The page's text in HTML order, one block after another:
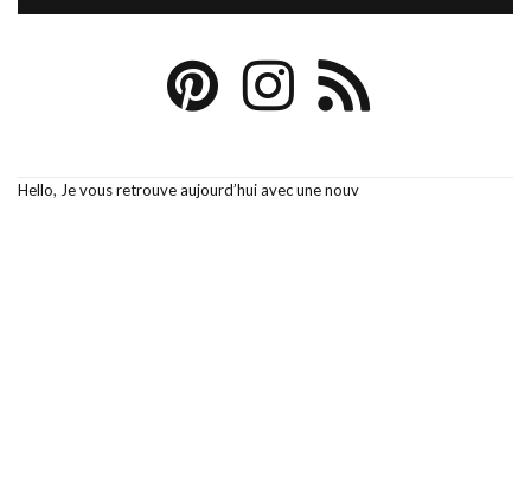
Hello, Je vous retrouve aujourd’hui avec une nouv